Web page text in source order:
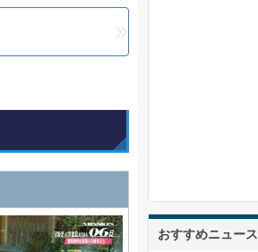
おすすめニュース